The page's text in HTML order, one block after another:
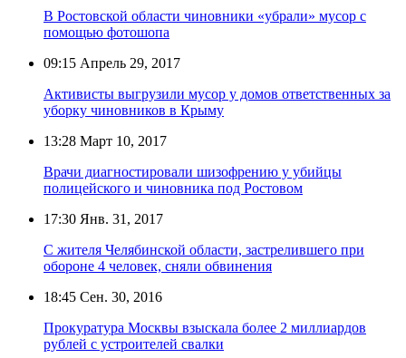
В Ростовской области чиновники «убрали» мусор с
помощью фотошопа
09:15 Апрель 29, 2017
Активисты выгрузили мусор у домов ответственных за
уборку чиновников в Крыму
13:28 Март 10, 2017
Врачи диагностировали шизофрению у убийцы
полицейского и чиновника под Ростовом
17:30 Янв. 31, 2017
С жителя Челябинской области, застрелившего при
обороне 4 человек, сняли обвинения
18:45 Сен. 30, 2016
Прокуратура Москвы взыскала более 2 миллиардов
рублей с устроителей свалки